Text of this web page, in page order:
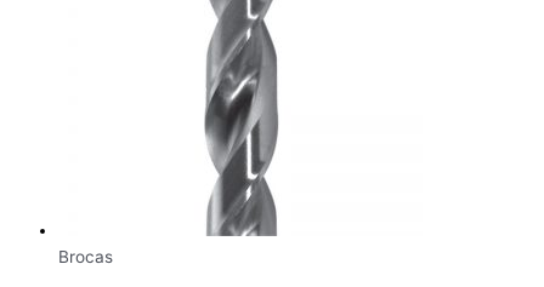
Brocas